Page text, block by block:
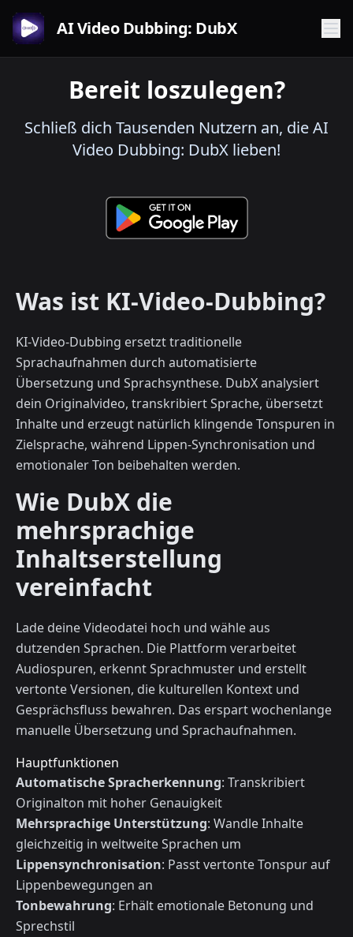
AI Video Dubbing: DubX
Bereit loszulegen?
Schließ dich Tausenden Nutzern an, die AI
Video Dubbing: DubX lieben!
Was ist KI-Video-Dubbing?
KI-Video-Dubbing ersetzt traditionelle
Sprachaufnahmen durch automatisierte
Übersetzung und Sprachsynthese. DubX analysiert
dein Originalvideo, transkribiert Sprache, übersetzt
Inhalte und erzeugt natürlich klingende Tonspuren in
Zielsprache, während Lippen-Synchronisation und
emotionaler Ton beibehalten werden.
Wie DubX die
mehrsprachige
Inhaltserstellung
vereinfacht
Lade deine Videodatei hoch und wähle aus
dutzenden Sprachen. Die Plattform verarbeitet
Audiospuren, erkennt Sprachmuster und erstellt
vertonte Versionen, die kulturellen Kontext und
Gesprächsfluss bewahren. Das erspart wochenlange
manuelle Übersetzung und Sprachaufnahmen.
Hauptfunktionen
Automatische Spracherkennung: Transkribiert
Originalton mit hoher Genauigkeit
Mehrsprachige Unterstützung: Wandle Inhalte
gleichzeitig in weltweite Sprachen um
Lippensynchronisation: Passt vertonte Tonspur auf
Lippenbewegungen an
Tonbewahrung: Erhält emotionale Betonung und
Sprechstil